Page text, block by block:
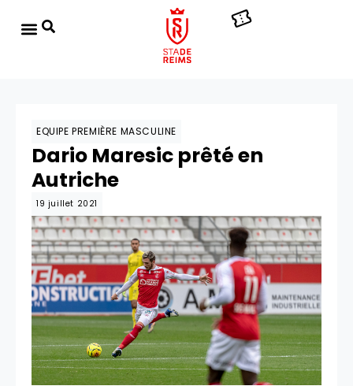
EQUIPE PREMIÈRE MASCULINE
Dario Maresic prêté en
Autriche
19 juillet 2021